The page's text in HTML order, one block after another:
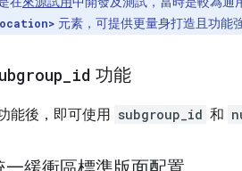
元素，可提供更量身打造且功能
id 功能
能後，即可使用 subgroup_id 和